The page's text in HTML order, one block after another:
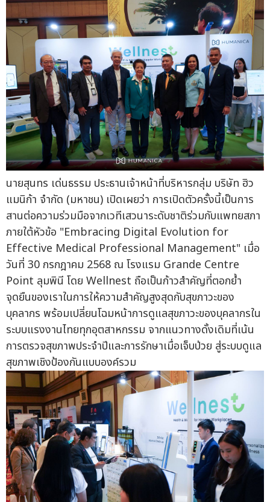
นายสุนทร เด่นธรรม ประธานเจ้าหน้าที่บริหารกลุ่ม บริษัท ฮิว
แมนิก้า จำกัด (มหาชน) เปิดเผยว่า การเปิดตัวครั้งนี้เป็นการ
สานต่อความร่วมมือจากเวทีเสวนาระดับชาติร่วมกับแพทยสภา
ภายใต้หัวข้อ "Embracing Digital Evolution for
Effective Medical Professional Management" เมื่อ
วันที่ 30 กรกฎาคม 2568 ณ โรงแรม Grande Centre
Point ลุมพินี โดย Wellnest ถือเป็นก้าวสำคัญที่ตอกย้ำ
จุดยืนของเราในการให้ความสำคัญสูงสุดกับสุขภาวะของ
บุคลากร พร้อมเปลี่ยนโฉมหน้าการดูแลสุขภาวะของบุคลากรใน
ระบบแรงงานไทยทุกอุตสาหกรรม จากแนวทางดั้งเดิมที่เน้น
การตรวจสุขภาพประจำปีและการรักษาเมื่อเจ็บป่วย สู่ระบบดูแล
สุขภาพเชิงป้องกันแบบองค์รวม